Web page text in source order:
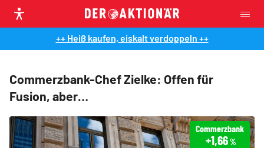
++ Heiß kaufen, eiskalt verdoppeln ++
Commerzbank-Chef Zielke: Offen für
Fusion, aber…
Commerzbank
+1,66%